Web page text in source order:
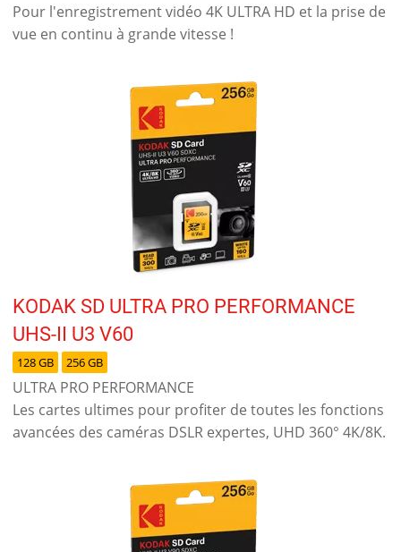
Pour l'enregistrement vidéo 4K ULTRA HD et la prise de
vue en continu à grande vitesse !
KODAK SD ULTRA PRO PERFORMANCE
UHS-II U3 V60
128 GB 256 GB
ULTRA PRO PERFORMANCE
Les cartes ultimes pour profiter de toutes les fonctions
avancées des caméras DSLR expertes, UHD 360° 4K/8K.